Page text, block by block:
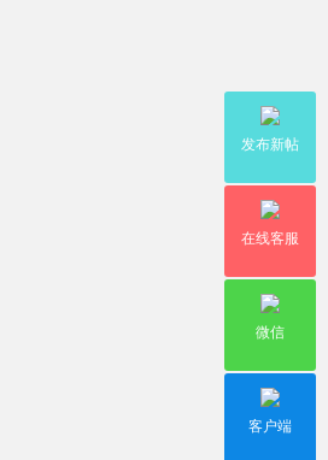
发布新帖
在线客服
微信
客户端